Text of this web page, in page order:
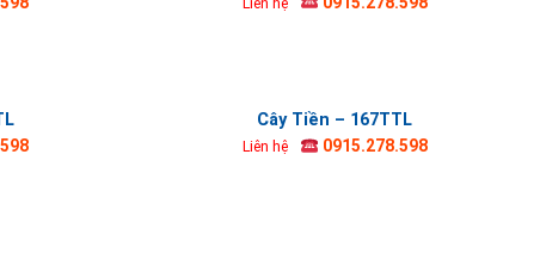
Liên hệ
Cây Tiền – 167TTL
Liên hệ 0915.278.598